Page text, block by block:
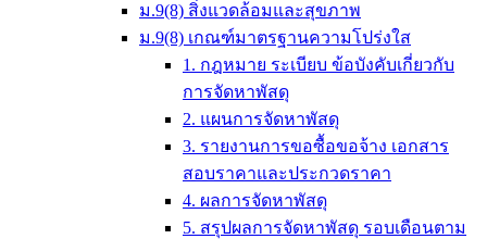
ม.9(8) สิ่งแวดล้อมและสุขภาพ
ม.9(8) เกณฑ์มาตรฐานความโปร่งใส
1. กฎหมาย ระเบียบ ข้อบังคับเกี่ยวกับ
การจัดหาพัสดุ
2. แผนการจัดหาพัสดุ
3. รายงานการขอซื้อขอจ้าง เอกสาร
สอบราคาและประกวดราคา
4. ผลการจัดหาพัสดุ
5. สรุปผลการจัดหาพัสดุ รอบเดือนตาม